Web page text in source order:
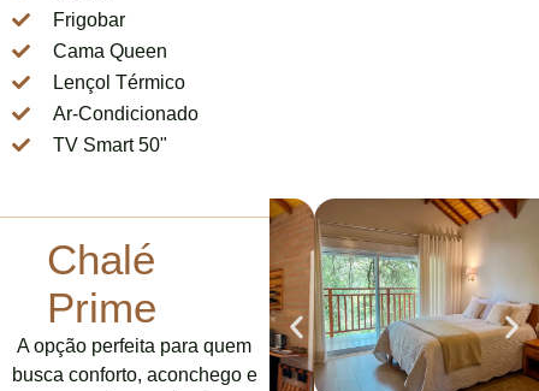
Frigobar
Cama Queen
Lençol Térmico
Ar-Condicionado
TV Smart 50"
Chalé
Prime
A opção perfeita para quem
busca conforto, aconchego e